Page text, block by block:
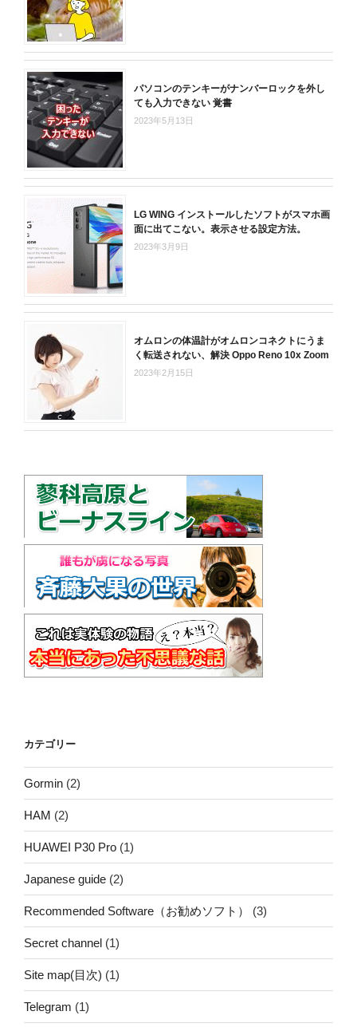
パソコンのテンキーがナンバーロックを外し
ても入力できない 覚書
2023年5月13日
LG WING インストールしたソフトがスマホ画
面に出てこない。表示させる設定方法。
2023年3月9日
オムロンの体温計がオムロンコネクトにうま
く転送されない、解決 Oppo Reno 10x Zoom
2023年2月15日
カテゴリー
Gormin (2)
HAM (2)
HUAWEI P30 Pro (1)
Japanese guide (2)
Recommended Software（お勧めソフト） (3)
Secret channel (1)
Site map(目次) (1)
Telegram (1)